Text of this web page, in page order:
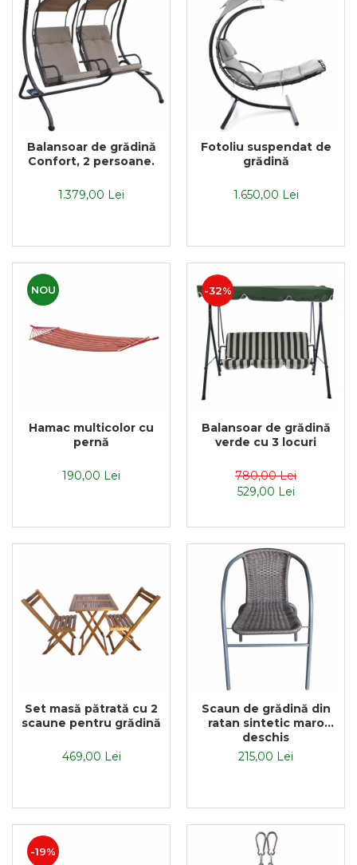
Balansoar de grădină
Confort, 2 persoane.
1.379,00 Lei
Fotoliu suspendat de
grădină
1.650,00 Lei
NOU
Hamac multicolor cu
pernă
190,00 Lei
-32%
Balansoar de grădină
verde cu 3 locuri
780,00 Lei
529,00 Lei
Set masă pătrată cu 2
scaune pentru grădină
469,00 Lei
Scaun de grădină din
ratan sintetic maro
deschis
215,00 Lei
-19%